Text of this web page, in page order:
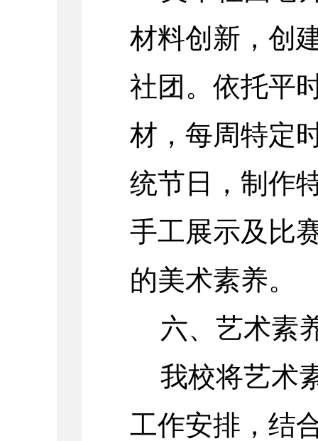
材料创新，创
社团。依托平
材，每周特定
统节日，制作
手工展示及比
的美术素养。
六、艺术素
我校将艺术
工作安排，结